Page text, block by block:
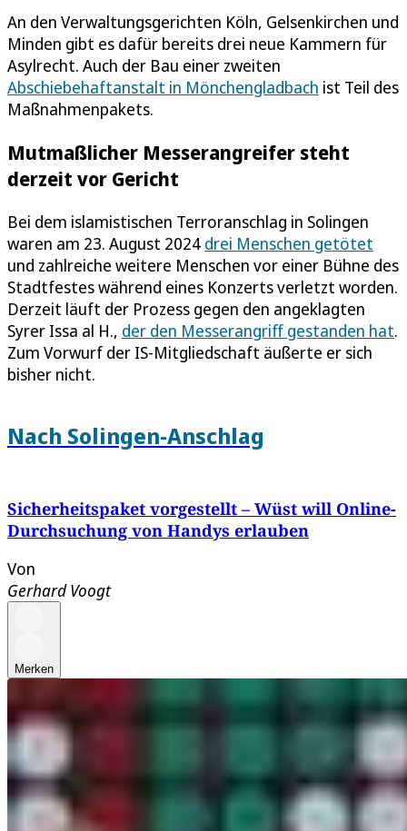
An den Verwaltungsgerichten Köln, Gelsenkirchen und
Minden gibt es dafür bereits drei neue Kammern für
Asylrecht. Auch der Bau einer zweiten
Abschiebehaftanstalt in Mönchengladbach ist Teil des
Maßnahmenpakets.
Mutmaßlicher Messerangreifer steht
derzeit vor Gericht
Bei dem islamistischen Terroranschlag in Solingen
waren am 23. August 2024 drei Menschen getötet
und zahlreiche weitere Menschen vor einer Bühne des
Stadtfestes während eines Konzerts verletzt worden.
Derzeit läuft der Prozess gegen den angeklagten
Syrer Issa al H., der den Messerangriff gestanden hat.
Zum Vorwurf der IS-Mitgliedschaft äußerte er sich
bisher nicht.
Nach Solingen-Anschlag
Sicherheitspaket vorgestellt – Wüst will Online-
Durchsuchung von Handys erlauben
Von
Gerhard Voogt
Merken